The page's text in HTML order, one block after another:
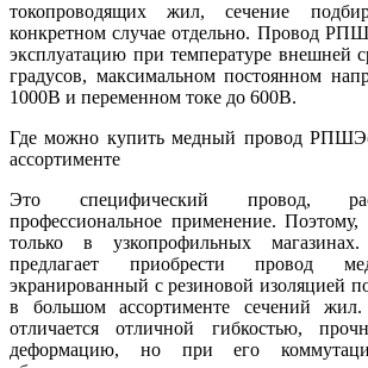
токопроводящих жил, сечение
конкретном случае отдельно. Провод
эксплуатацию при температуре внешней
градусов, максимальном постоянном
1000В и переменном токе до 600В.
Где можно купить медный провод
ассортименте
Это специфический провод,
профессиональное применение.
только в узкопрофильных
предлагает приобрести провод
экранированный с резиновой изоляцией
в большом ассортименте сечений
отличается отличной гибкостью,
деформацию, но при его